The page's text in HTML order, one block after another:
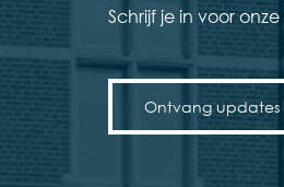
Schrijf je in voor
Ontvang updates